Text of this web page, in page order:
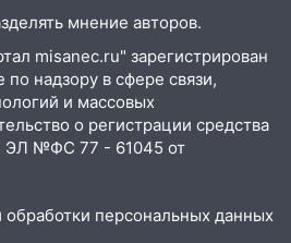
мнение авторов.
misanec.ru" зарегистрирован
надзору в сфере связи,
и массовых
о регистрации средства
ЭЛ №ФС 77 - 61045 от
персональных данных